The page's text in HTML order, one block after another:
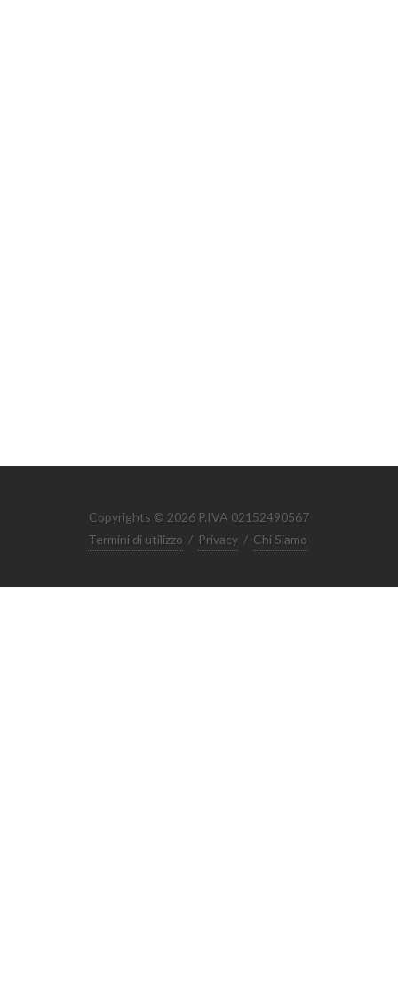
Copyrights © 2026 P.IVA 02152490567
Termini di utilizzo / Privacy / Chi Siamo